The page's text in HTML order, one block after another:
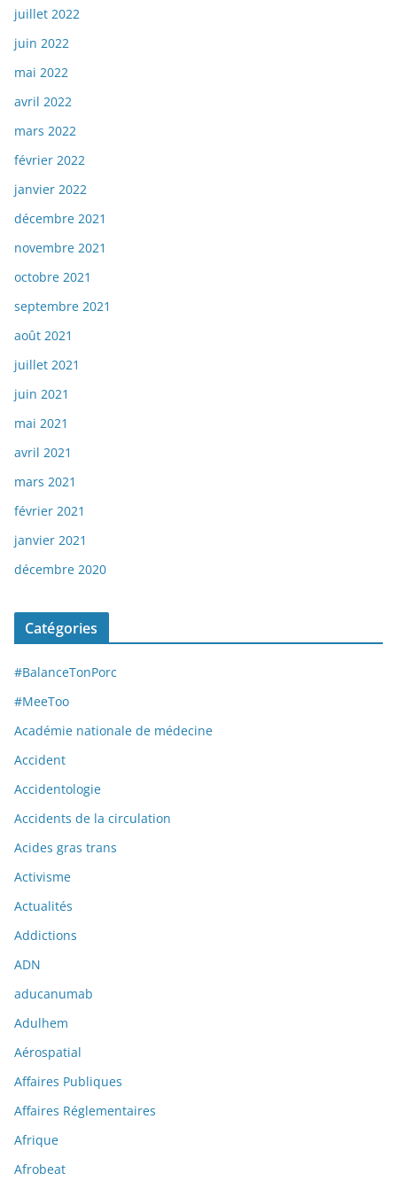
juillet 2022
juin 2022
mai 2022
avril 2022
mars 2022
février 2022
janvier 2022
décembre 2021
novembre 2021
octobre 2021
septembre 2021
août 2021
juillet 2021
juin 2021
mai 2021
avril 2021
mars 2021
février 2021
janvier 2021
décembre 2020
Catégories
#BalanceTonPorc
#MeeToo
Académie nationale de médecine
Accident
Accidentologie
Accidents de la circulation
Acides gras trans
Activisme
Actualités
Addictions
ADN
aducanumab
Adulhem
Aérospatial
Affaires Publiques
Affaires Réglementaires
Afrique
Afrobeat